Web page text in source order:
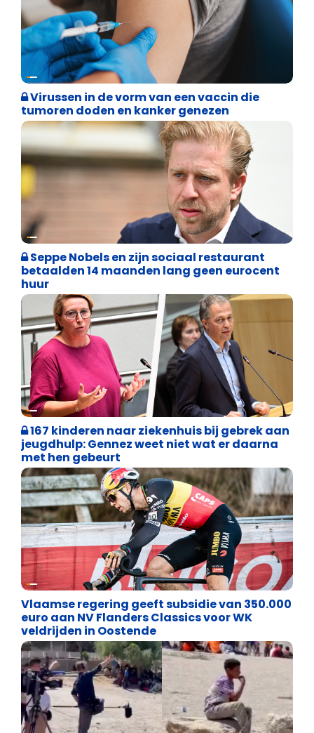
Weekblad 't Pallieterke
Virussen in de vorm van een vaccin die
tumoren doden en kanker genezen
Binnenland politiek
Seppe Nobels en zijn sociaal restaurant
betaalden 14 maanden lang geen eurocent
huur
Binnenland politiek
167 kinderen naar ziekenhuis bij gebrek aan
jeugdhulp: Gennez weet niet wat er daarna
met hen gebeurt
Binnenland politiek
Vlaamse regering geeft subsidie van 350.000
euro aan NV Flanders Classics voor WK
veldrijden in Oostende